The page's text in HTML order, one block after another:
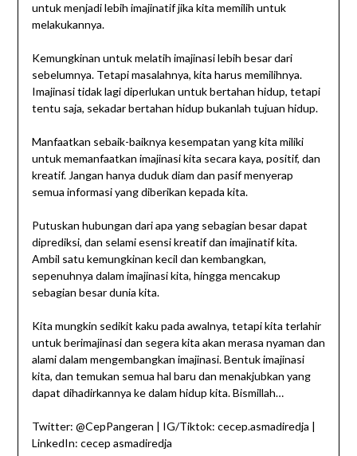
untuk menjadi lebih imajinatif jika kita memilih untuk
melakukannya.
Kemungkinan untuk melatih imajinasi lebih besar dari
sebelumnya. Tetapi masalahnya, kita harus memilihnya.
Imajinasi tidak lagi diperlukan untuk bertahan hidup, tetapi
tentu saja, sekadar bertahan hidup bukanlah tujuan hidup.
Manfaatkan sebaik-baiknya kesempatan yang kita miliki
untuk memanfaatkan imajinasi kita secara kaya, positif, dan
kreatif. Jangan hanya duduk diam dan pasif menyerap
semua informasi yang diberikan kepada kita.
Putuskan hubungan dari apa yang sebagian besar dapat
diprediksi, dan selami esensi kreatif dan imajinatif kita.
Ambil satu kemungkinan kecil dan kembangkan,
sepenuhnya dalam imajinasi kita, hingga mencakup
sebagian besar dunia kita.
Kita mungkin sedikit kaku pada awalnya, tetapi kita terlahir
untuk berimajinasi dan segera kita akan merasa nyaman dan
alami dalam mengembangkan imajinasi. Bentuk imajinasi
kita, dan temukan semua hal baru dan menakjubkan yang
dapat dihadirkannya ke dalam hidup kita. Bismillah…
Twitter: @CepPangeran | IG/Tiktok: cecep.asmadiredja |
LinkedIn: cecep asmadiredja